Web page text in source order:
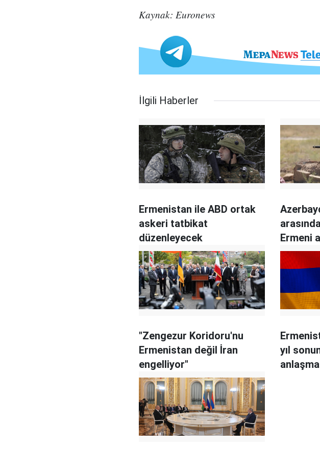
Kaynak: Euronews
İlgili Haberler
Ermenistan ile ABD ortak
askeri tatbikat
düzenleyecek
Ermeni
"Zengezur Koridoru'nu
Ermenistan değil İran
engelliyor"
yıl